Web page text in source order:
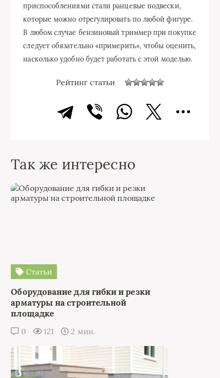
приспособлениями стали ранцевые подвески,
которые можно отрегулировать по любой фигуре.
В любом случае бензиновый триммер при покупке
следует обязательно «примерить», чтобы оценить,
насколько удобно будет работать с этой моделью.
Рейтинг статьи
Так же интересно
Статьи
Оборудование для гибки и резки
арматуры на строительной
площадке
0 121 2 мин.